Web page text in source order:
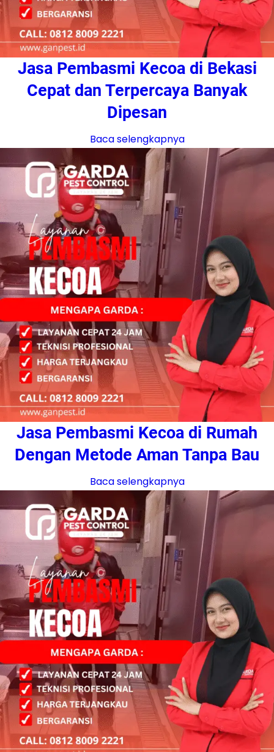
Jasa Pembasmi Kecoa di Bekasi
Cepat dan Terpercaya Banyak
Dipesan
Baca selengkapnya
Jasa Pembasmi Kecoa di Rumah
Dengan Metode Aman Tanpa Bau
Baca selengkapnya